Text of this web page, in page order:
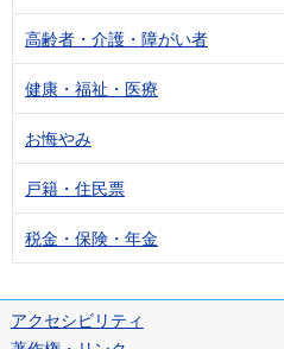
高齢者・介護・障がい者
健康・福祉・医療
お悔やみ
戸籍・住民票
税金・保険・年金
アクセシビリティ